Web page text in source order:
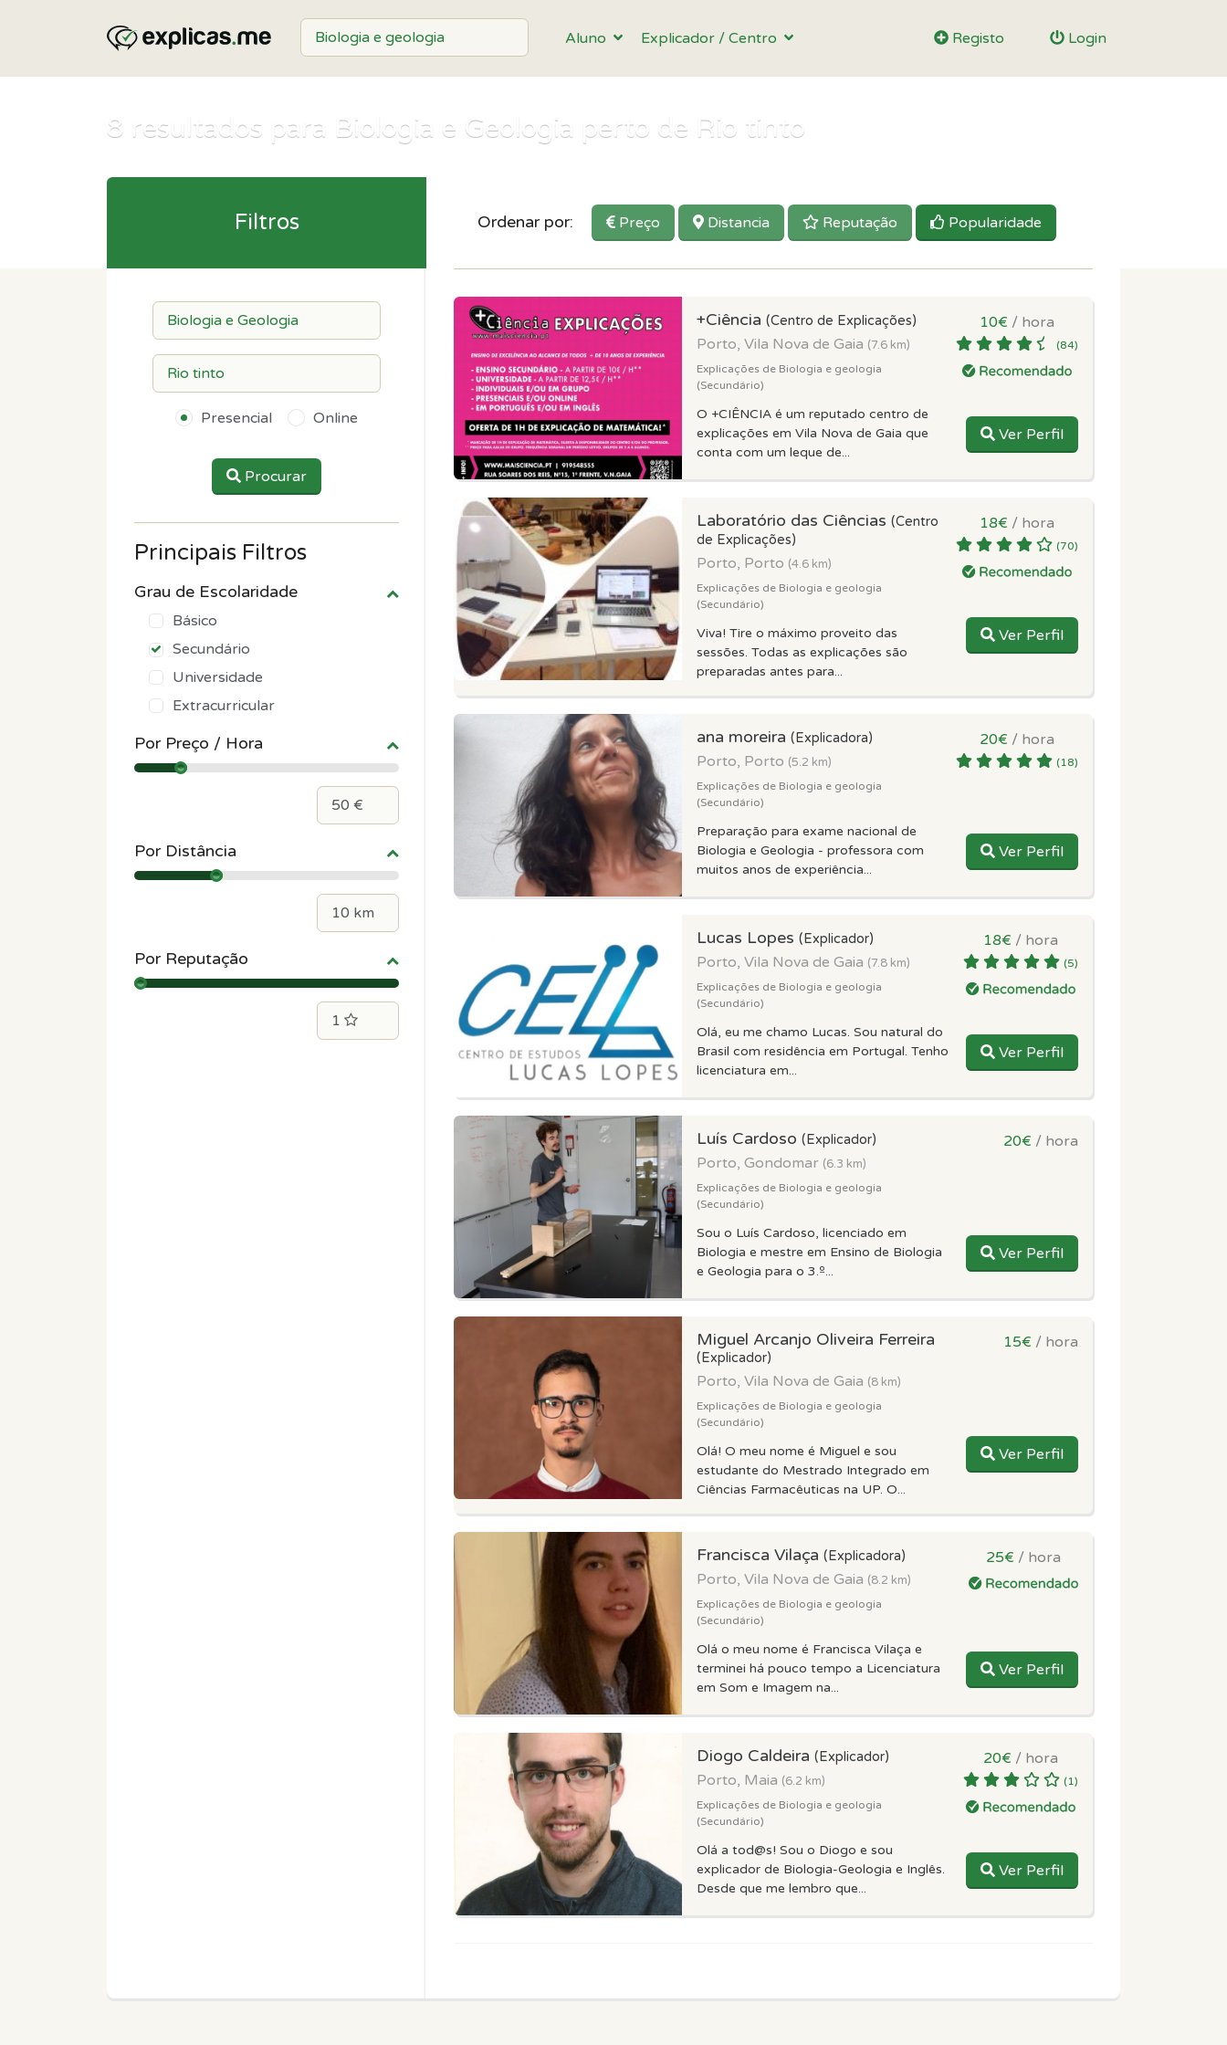
Aluno Explicador / Centro Registo Login
8 resultados para Biologia e Geologia perto de Rio tinto
Ordenar por: Preço Distancia Reputação Popularidade
+Ciência (Centro de Explicações)
Porto, Vila Nova de Gaia (7.6 km)
Explicações de Biologia e geologia
(Secundário)
O +CIÊNCIA é um reputado centro de
explicações em Vila Nova de Gaia que
conta com um leque de...
10€ / hora
(84)
Ver Perfil
Laboratório das Ciências (Centro
de Explicações)
Porto, Porto (4.6 km)
Explicações de Biologia e geologia
(Secundário)
Viva! Tire o máximo proveito das
sessões. Todas as explicações são
preparadas antes para...
18€ / hora
(70)
Ver Perfil
ana moreira (Explicadora)
Porto, Porto (5.2 km)
Explicações de Biologia e geologia
(Secundário)
Preparação para exame nacional de
Biologia e Geologia - professora com
muitos anos de experiência...
20€ / hora
(18)
Ver Perfil
Lucas Lopes (Explicador)
Porto, Vila Nova de Gaia (7.8 km)
Explicações de Biologia e geologia
(Secundário)
Olá, eu me chamo Lucas. Sou natural do
Brasil com residência em Portugal. Tenho
licenciatura em...
18€ / hora
(5)
Ver Perfil
Luís Cardoso (Explicador)
Porto, Gondomar (6.3 km)
Explicações de Biologia e geologia
(Secundário)
Sou o Luís Cardoso, licenciado em
Biologia e mestre em Ensino de Biologia
e Geologia para o 3.º...
20€ / hora
Ver Perfil
Miguel Arcanjo Oliveira Ferreira
(Explicador)
Porto, Vila Nova de Gaia (8 km)
Explicações de Biologia e geologia
(Secundário)
Olá! O meu nome é Miguel e sou
estudante do Mestrado Integrado em
Ciências Farmacêuticas na UP. O...
15€ / hora
Ver Perfil
Francisca Vilaça (Explicadora)
Porto, Vila Nova de Gaia (8.2 km)
Explicações de Biologia e geologia
(Secundário)
Olá o meu nome é Francisca Vilaça e
terminei há pouco tempo a Licenciatura
em Som e Imagem na...
25€ / hora
Ver Perfil
Diogo Caldeira (Explicador)
Porto, Maia (6.2 km)
Explicações de Biologia e geologia
(Secundário)
Olá a tod@s! Sou o Diogo e sou
explicador de Biologia-Geologia e Inglês.
Desde que me lembro que...
20€ / hora
(1)
Ver Perfil
Filtros
Presencial Online
Procurar
Principais Filtros
Grau de Escolaridade
Básico
Secundário
Universidade
Extracurricular
Por Preço / Hora
Por Distância
Por Reputação